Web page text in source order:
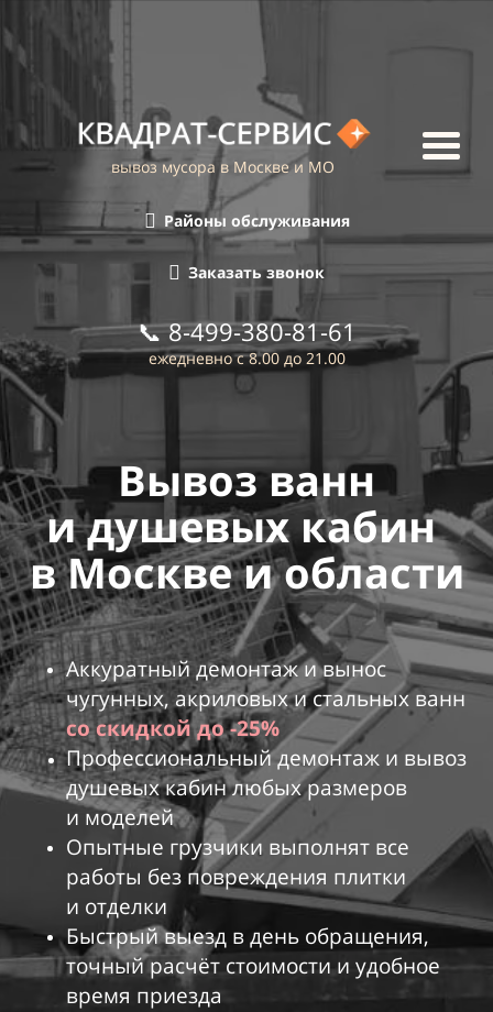
вывоз мусора в Москве и МО
Районы обслуживания
Заказать звонок
📞 8-499-380-81-61
ежедневно с 8.00 до 21.00
Вывоз ванн
идушевых кабин
вМоскве иобласти
Аккуратный демонтаж и вынос
чугунных, акриловых и стальных ванн
со скидкой до -25%
Профессиональный демонтаж и вывоз
душевых кабин любых размеров
и моделей
Опытные грузчики выполнят все
работы без повреждения плитки
и отделки
Быстрый выезд в день обращения,
точный расчёт стоимости и удобное
время приезда